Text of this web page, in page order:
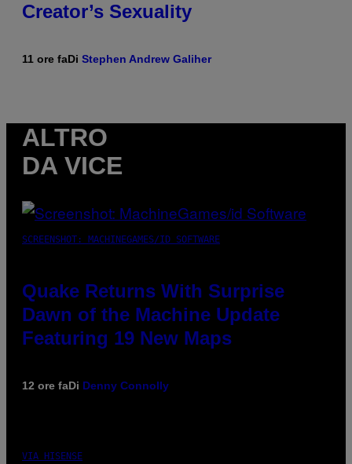
Creator’s Sexuality
11 ore faDi Stephen Andrew Galiher
ALTRO
DA VICE
SCREENSHOT: MACHINEGAMES/ID SOFTWARE
Quake Returns With Surprise
Dawn of the Machine Update
Featuring 19 New Maps
12 ore faDi Denny Connolly
VIA HISENSE